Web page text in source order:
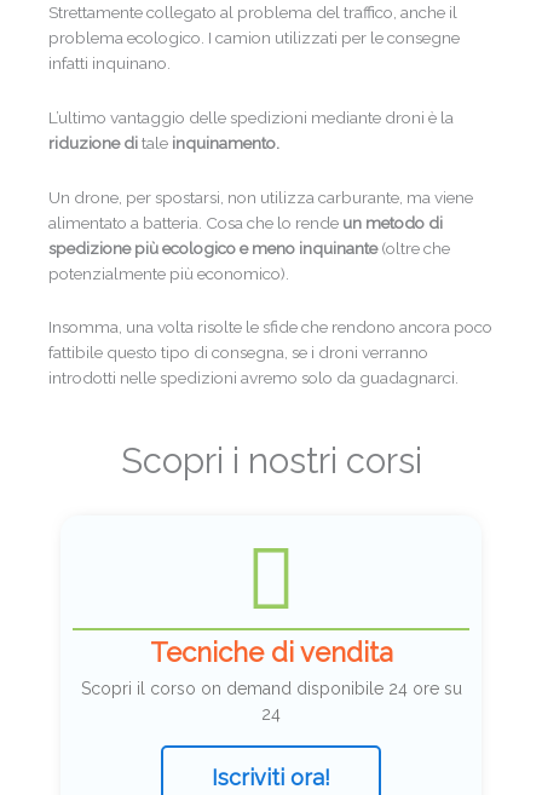
Strettamente collegato al problema del traffico, anche il
problema ecologico. I camion utilizzati per le consegne
infatti inquinano.
L’ultimo vantaggio delle spedizioni mediante droni è la
riduzione ditale inquinamento.
Un drone, per spostarsi, non utilizza carburante, ma viene
alimentato a batteria. Cosa che lo rende un metodo di
spedizione più ecologico e meno inquinante(oltre che
potenzialmente più economico).
Insomma, una volta risolte le sfide che rendono ancora poco
fattibile questo tipo di consegna, se i droni verranno
introdotti nelle spedizioni avremo solo da guadagnarci.
Scopri i nostri corsi
Tecniche di vendita
Scopri il corso on demand disponibile 24 ore su
24
Iscriviti ora!